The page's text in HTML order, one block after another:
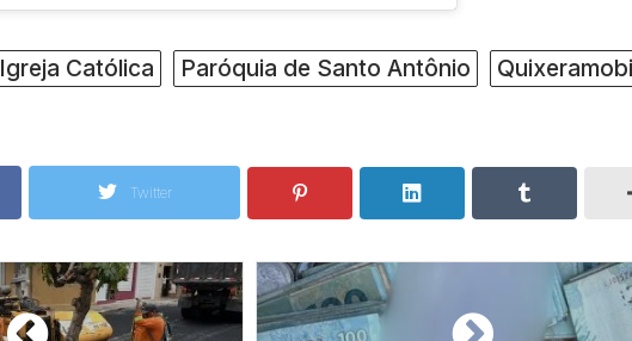
Igreja Católica Paróquia de Santo Antônio
Twitter